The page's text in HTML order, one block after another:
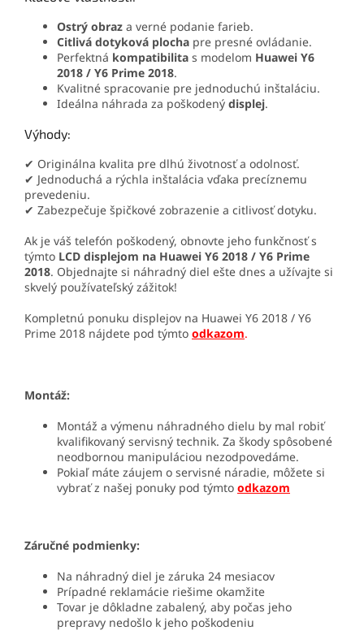
Ostrý obraz a verné podanie farieb.
Citlivá dotyková plocha pre presné ovládanie.
Perfektná kompatibilita s modelom Huawei Y6
2018 / Y6 Prime 2018.
Kvalitné spracovanie pre jednoduchú inštaláciu.
Ideálna náhrada za poškodený displej.
Výhody:
✔ Originálna kvalita pre dlhú životnosť a odolnosť.
✔ Jednoduchá a rýchla inštalácia vďaka precíznemu
prevedeniu.
✔ Zabezpečuje špičkové zobrazenie a citlivosť dotyku.
Ak je váš telefón poškodený, obnovte jeho funkčnosť s
týmto LCD displejom na Huawei Y6 2018 / Y6 Prime
2018. Objednajte si náhradný diel ešte dnes a užívajte si
skvelý používateľský zážitok!
Kompletnú ponuku displejov na Huawei Y6 2018 / Y6
Prime 2018 nájdete pod týmto odkazom.
Montáž:
Montáž a výmenu náhradného dielu by mal robiť
kvalifikovaný servisný technik. Za škody spôsobené
neodbornou manipuláciou nezodpovedáme.
Pokiaľ máte záujem o servisné náradie, môžete si
vybrať z našej ponuky pod týmto odkazom
Záručné podmienky:
Na náhradný diel je záruka 24 mesiacov
Prípadné reklamácie riešime okamžite
Tovar je dôkladne zabalený, aby počas jeho
prepravy nedošlo k jeho poškodeniu